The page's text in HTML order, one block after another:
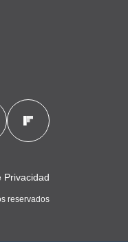
Privacidad
reservados